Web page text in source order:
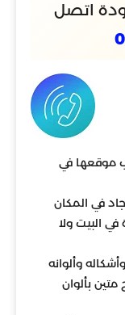
اتصل
موقعها في
في المكان
في البيت ولا
وألوانه
بألوان